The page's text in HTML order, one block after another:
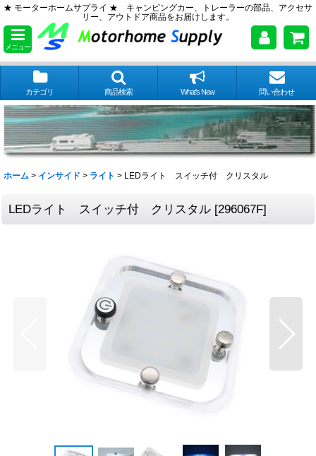
★ モーターホームサプライ ★ キャンピングカー、トレーラーの部品、アクセサ
リー、アウトドア商品をお届けします。
メニュー
カテゴリ 商品検索 What's New 問い合わせ
ホーム > インサイド > ライト > LEDライト スイッチ付 クリスタル
LEDライト スイッチ付 クリスタル [296067F]